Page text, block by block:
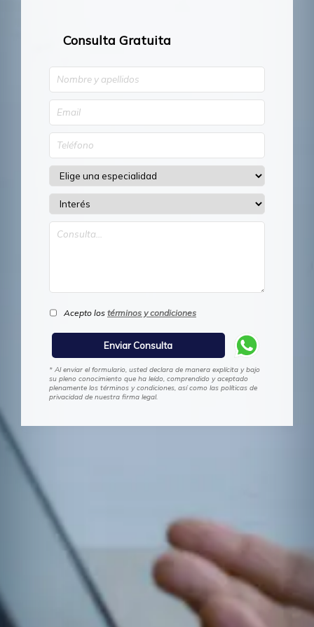
Consulta Gratuita
Acepto los términos y condiciones
* Al enviar el formulario, usted declara de manera explícita y bajo
su pleno conocimiento que ha leído, comprendido y aceptado
plenamente los términos y condiciones, así como las políticas de
privacidad de nuestra firma legal.